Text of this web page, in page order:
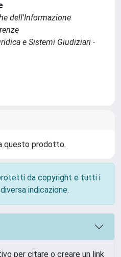
dell'Informazione
e Sistemi Giudiziari -
questo prodotto.
da copyright e tutti i
indicazione.
per citare o creare un link